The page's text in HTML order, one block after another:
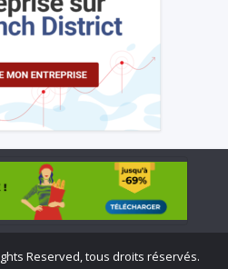
Reserved, tous droits réservés.